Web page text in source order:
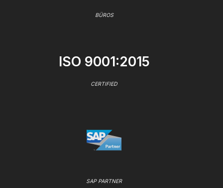
BÜROS
ISO 9001:2015
CERTIFIED
SAP PARTNER